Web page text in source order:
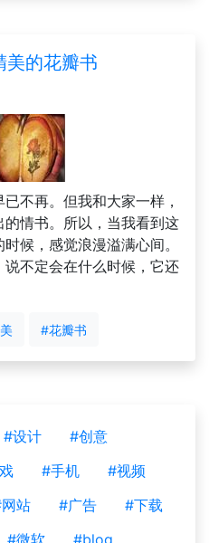
美的花瓣书
不再。但我和大家一样，
情书。所以，当我看到这
候，感觉浪漫溢满心间。
不定会在什么时候，它还
#花瓣书
#设计
#创意
#手机
#视频
站 #广告
#下载
#微软
#blog